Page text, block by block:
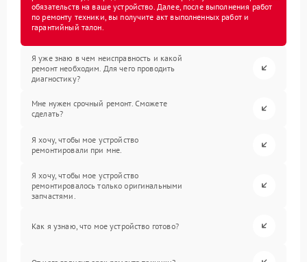
обязательств на ваше устройство. Далее, после выполнения работ
по ремонту техники, вы получите акт выполненных работ и
гарантийный талон.
Я уже знаю в чем неисправность и какой
ремонт необходим. Для чего проводить
диагностику?
Мне нужен срочный ремонт. Сможете
сделать?
Я хочу, чтобы мое устройство
ремонтировали при мне.
Я хочу, чтобы мое устройство
ремонтировалось только оригинальными
запчастями.
Как я узнаю, что мое устройство готово?